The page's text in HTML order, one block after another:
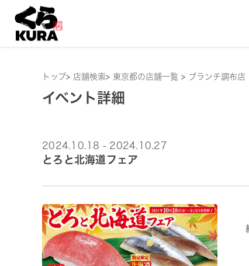
トップ> 店舗検索> 東京都の店舗一覧 > ブランチ調布店
イベント詳細
2024.10.18 - 2024.10.27
とろと北海道フェア